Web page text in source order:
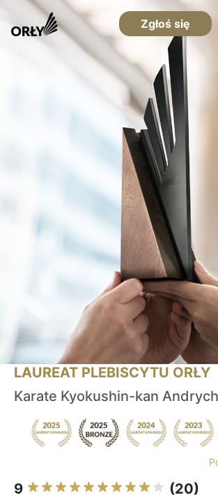
Zgłoś się
LAUREAT PLEBISCYTU ORŁY
Karate Kyokushin-kan
9 (20)